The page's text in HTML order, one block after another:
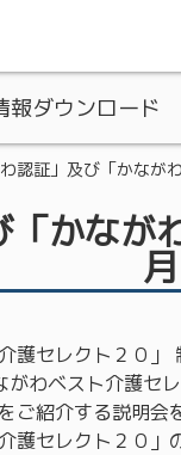
取得支援
報ダウンロード
認証」及び「かなが
かなが
護セレクト２０」
わベスト介護セ
紹介する説明会
護セレクト２０」